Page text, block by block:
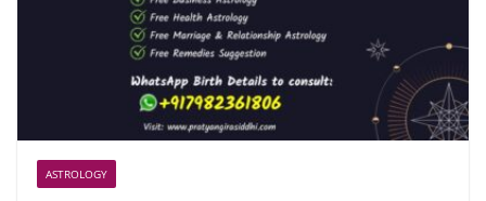
ASTROLOGY